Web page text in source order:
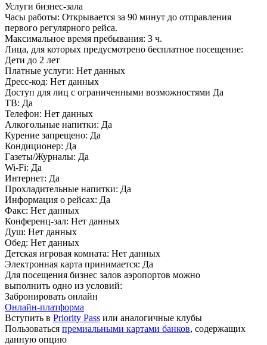
Услуги бизнес-зала
Часы работы: Открывается за 90 минут до отправления
первого регулярного рейса.
Максимальное время пребывания: 3 ч.
Лица, для которых предусмотрено бесплатное посещение:
Дети до 2 лет
Платные услуги: Нет данных
Дресс-код: Нет данных
Доступ для лиц с ограниченными возможностями Да
ТВ: Да
Телефон: Нет данных
Алкогольные напитки: Да
Курение запрещено: Да
Кондиционер: Да
Газеты/Журналы: Да
Wi-Fi: Да
Интернет: Да
Прохладительные напитки: Да
Информация о рейсах: Да
Факс: Нет данных
Конференц-зал: Нет данных
Душ: Нет данных
Обед: Нет данных
Детская игровая комната: Нет данных
Электронная карта принимается: Да
Для посещения бизнес залов аэропортов можно
выполнить одно из условий:
Забронировать онлайн
Онлайн-платформа
Вступить в Priority Pass или аналогичные клубы
Пользоваться премиальными картами банков, содержащих
данную опцию